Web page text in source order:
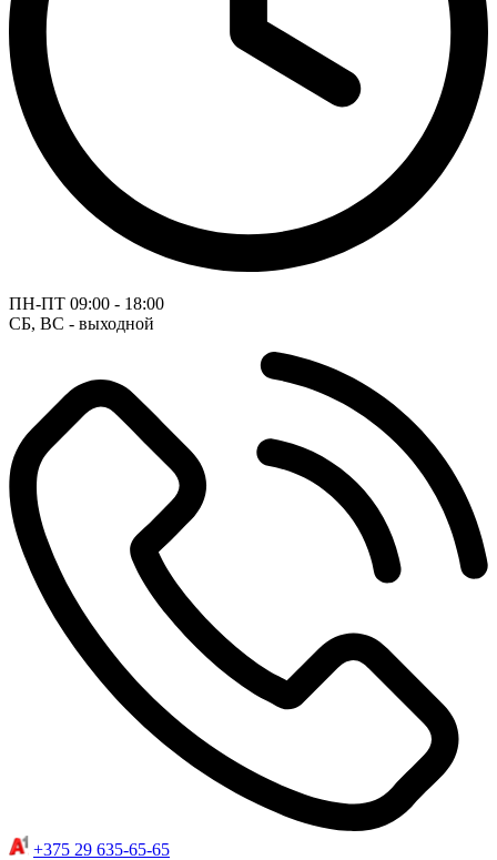
ПН-ПТ 09:00 - 18:00
СБ, ВС - выходной
+375 29 635-65-65